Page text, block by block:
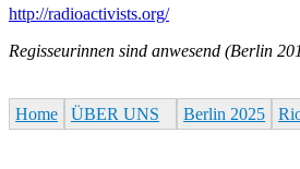
http://radioactivists.org/
Regisseurinnen sind anwesend (Berlin
Home ÜBER UNS Berlin 2025